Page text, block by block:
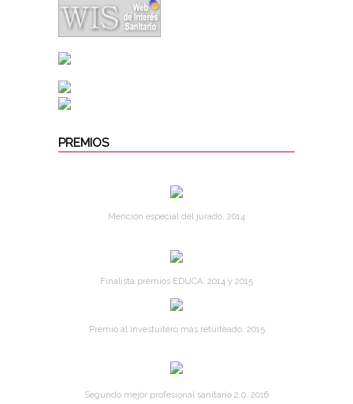
PREMIOS
Mención especial del jurado. 2014
Finalista premios EDUCA. 2014 y 2015
Premio al Investuitero más retuiteado. 2015
Segundo mejor profesional sanitario 2.0. 2016